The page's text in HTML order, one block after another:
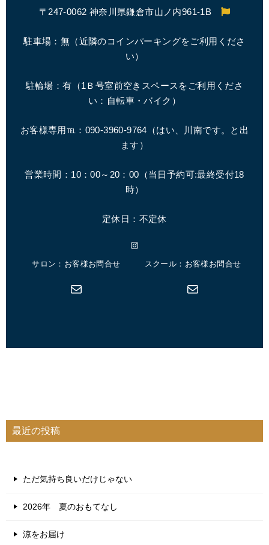
〒247-0062 神奈川県鎌倉市山ノ内961-1B
駐車場：無（近隣のコインパーキングをご利用くださ
い）
駐輪場：有（1Ｂ号室前空きスペースをご利用くださ
い：自転車・バイク）
お客様専用℡：090-3960-9764（はい、川南です。と出
ます）
営業時間：10：00～20：00（当日予約可:最終受付18
時）
定休日：不定休
Instagram
サロン：お客様お問合せ
メール
スクール：お客様お問合せ
メール
最近の投稿
ただ気持ち良いだけじゃない
2026年 夏のおもてなし
涼をお届け